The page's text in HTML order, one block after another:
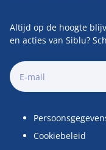
Altijd op de hoogte
en acties van Siblu?
Cookiebeleid